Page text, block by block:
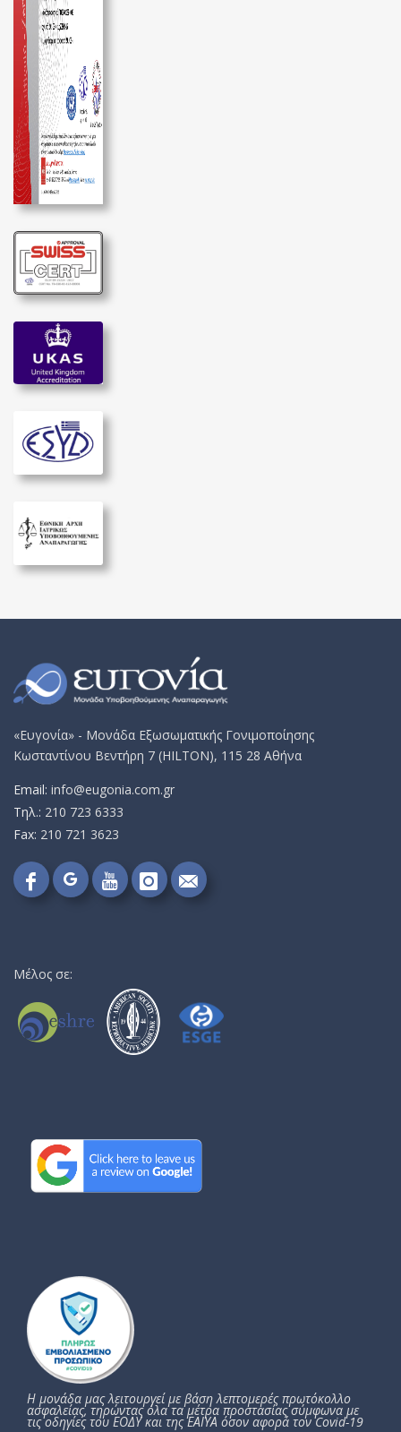
«Ευγονία» - Μονάδα Εξωσωματικής Γονιμοποίησης
Κωσταντίνου Βεντήρη 7 (HILTON), 115 28 Αθήνα
Email: info@eugonia.com.gr
Τηλ.: 210 723 6333
Fax: 210 721 3623
FollowFollowFollowFollowSend
Μέλος σε:
Η μονάδα μας λειτουργεί με βάση λεπτομερές πρωτόκολλο
ασφαλείας, τηρώντας όλα τα μέτρα προστασίας σύμφωνα με
τις οδηγίες του ΕΟΔΥ και της ΕΑΙΥΑ όσον αφορά τον Covid-19